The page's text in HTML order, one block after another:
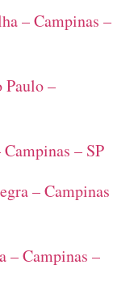
– Campinas –
Paulo –
– SP
– Campinas
– Campinas –